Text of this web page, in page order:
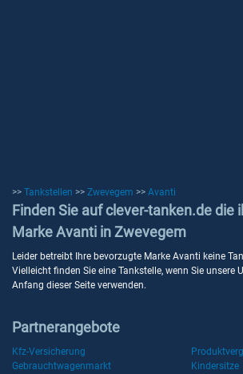
>> Tankstellen >> Zwevegem >> Avanti
Finden Sie auf clever-tanken.de die
Marke Avanti in Zwevegem
Leider betreibt Ihre bevorzugte Marke Avanti keine
Vielleicht finden Sie eine Tankstelle, wenn Sie unsere
Anfang dieser Seite verwenden.
Partnerangebote
Kfz-Versicherung
Gebrauchtwagenmarkt
Kindersitze